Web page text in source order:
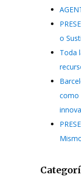
o
Toda
como